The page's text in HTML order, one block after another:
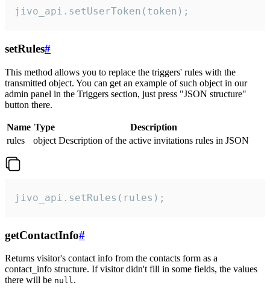
jivo_api.setUserToken(token);
setRules#
This method allows you to replace the triggers' rules with the
transmitted object. You can get an example of such object in our
admin panel in the Triggers section, just press "JSON structure"
button there.
Name Type
Description
rules
object Description of the active invitations rules in JSON
jivo_api.setRules(rules);
getContactInfo#
Returns visitor's contact info from the contacts form as a
contact_info structure. If visitor didn't fill in some fields, the values
there will be null.